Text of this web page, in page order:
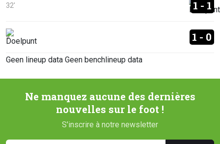
32' 1 - 1
9' 1 - 0
Geen lineup data Geen benchlineup data
Ne manquez aucune des dernières
nouvelles sur le foot !
S'inscrire à notre newsletter